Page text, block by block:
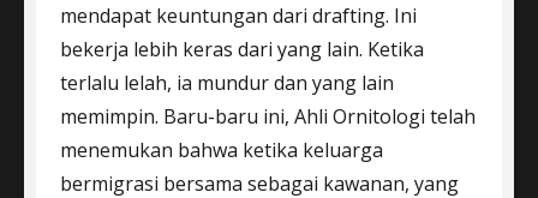
mendapat keuntungan dari drafting. Ini
bekerja lebih keras dari yang lain. Ketika
terlalu lelah, ia mundur dan yang lain
memimpin. Baru-baru ini, Ahli Ornitologi telah
menemukan bahwa ketika keluarga
bermigrasi bersama sebagai kawanan, yang